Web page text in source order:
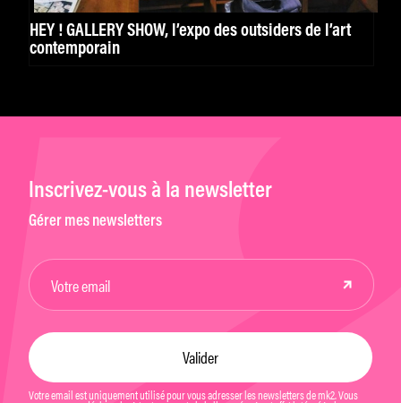
HEY ! GALLERY SHOW, l’expo des outsiders de l’art
contemporain
Inscrivez-vous à la newsletter
Gérer mes newsletters
Votre email est uniquement utilisé pour vous adresser les newsletters de mk2. Vous